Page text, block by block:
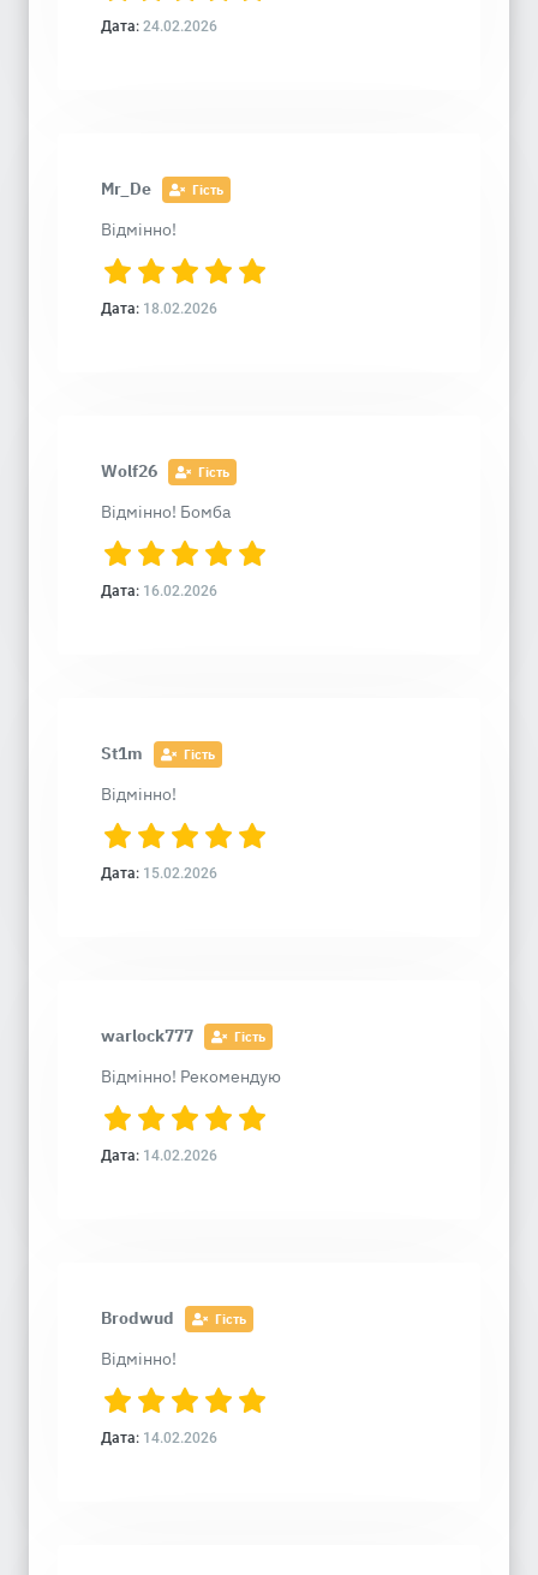
Дата: 24.02.2026
Mr_De Гість
Відмінно!
Дата: 18.02.2026
Wolf26 Гість
Відмінно! Бомба
Дата: 16.02.2026
St1m Гість
Відмінно!
Дата: 15.02.2026
warlock777 Гість
Відмінно! Рекомендую
Дата: 14.02.2026
Brodwud Гість
Відмінно!
Дата: 14.02.2026